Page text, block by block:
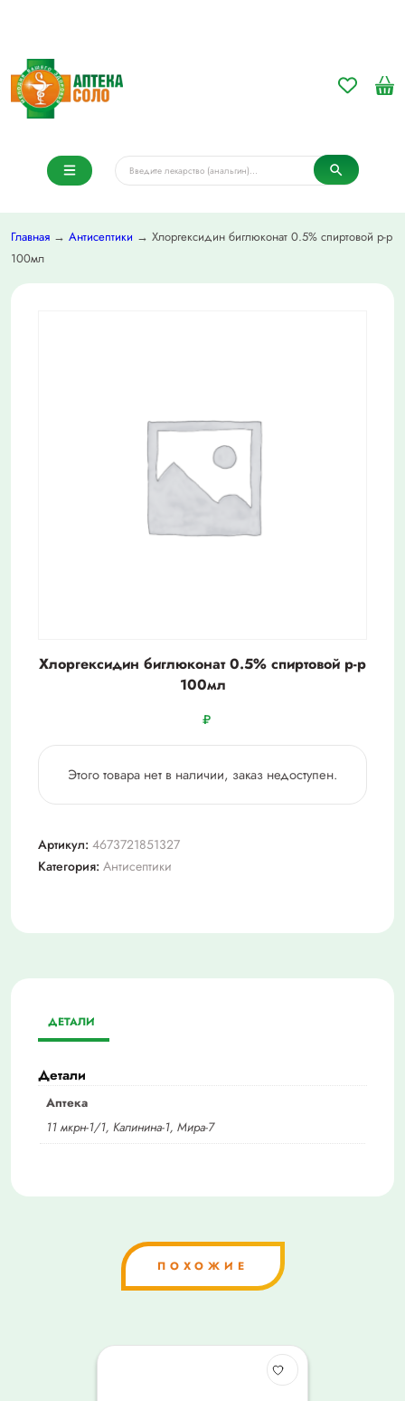
Главная → Антисептики → Хлоргексидин биглюконат 0.5% спиртовой р-р
100мл
Хлоргексидин биглюконат 0.5% спиртовой р-р
100мл
₽
Этого товара нет в наличии, заказ недоступен.
Артикул: 4673721851327
Категория: Антисептики
ДЕТАЛИ
Детали
Аптека
11 мкрн-1/1, Калинина-1, Мира-7
ПОХОЖИЕ